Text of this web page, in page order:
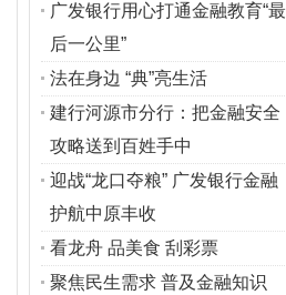
广发银行用心打通金融教育“最
后一公里”
法在身边 “典”亮生活
建行河源市分行：把金融安全
攻略送到百姓手中
迎战“龙口夺粮” 广发银行金融
护航中原丰收
看龙舟 品美食 刮彩票
聚焦民生需求 普及金融知识